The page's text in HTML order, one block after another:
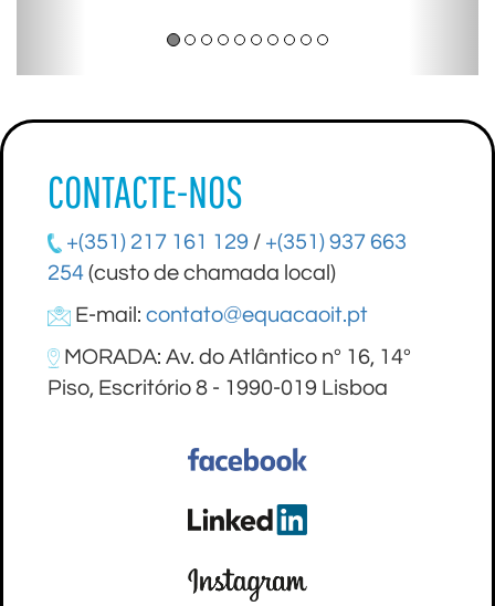
CONTACTE-NOS
+(351) 217 161 129 / +(351) 937 663
254 (custo de chamada local)
E-mail:contato@equacaoit.pt
MORADA: Av. do Atlântico nº 16, 14º
Piso, Escritório 8 - 1990-019 Lisboa